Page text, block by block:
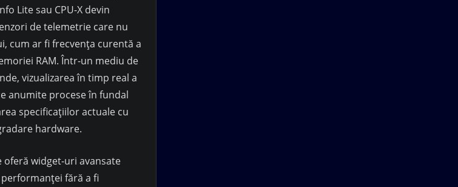
Lite sau CPU-X devin
de telemetrie care nu
cum ar fi frecvența curentă a
RAM. Într-un mediu de
vizualizarea în timp real a
anumite procese în fundal
specificațiilor actuale cu
hardware.
oferă widget-uri avansate
fără a fi